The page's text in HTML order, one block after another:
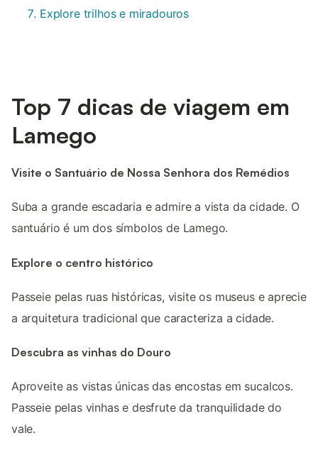
Explore trilhos e miradouros
Top 7 dicas de viagem em
Lamego
Visite o Santuário de Nossa Senhora dos Remédios
Suba a grande escadaria e admire a vista da cidade. O
santuário é um dos símbolos de Lamego.
Explore o centro histórico
Passeie pelas ruas históricas, visite os museus e aprecie
a arquitetura tradicional que caracteriza a cidade.
Descubra as vinhas do Douro
Aproveite as vistas únicas das encostas em sucalcos.
Passeie pelas vinhas e desfrute da tranquilidade do
vale.